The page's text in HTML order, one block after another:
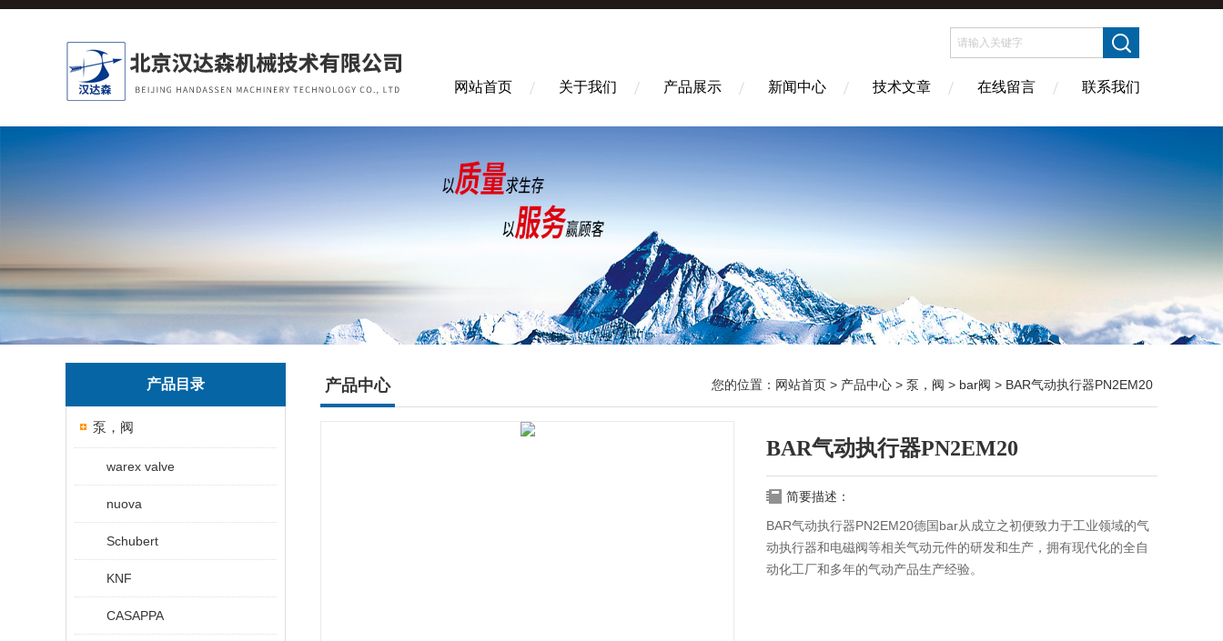
网站首页 关于我们 产品展示 新闻中心 技术文章 在线留言 联系我们
产品目录
泵，阀
warex valve
nuova
Schubert
KNF
CASAPPA
产品中心 您的位置： 网站首页 > 产品中心 > 泵，阀 > bar阀 > BAR气动执行器PN2EM20
BAR气动执行器PN2EM20
简要描述：
BAR气动执行器PN2EM20德国bar从成立之初便致力于工业领域的气
动执行器和电磁阀等相关气动元件的研发和生产，拥有现代化的全自
动化工厂和多年的气动产品生产经验。